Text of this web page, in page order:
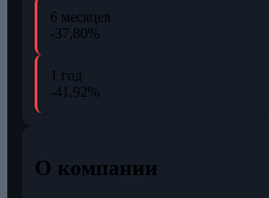
6 месяцев
-37,80%
1 год
-41,92%
О компании